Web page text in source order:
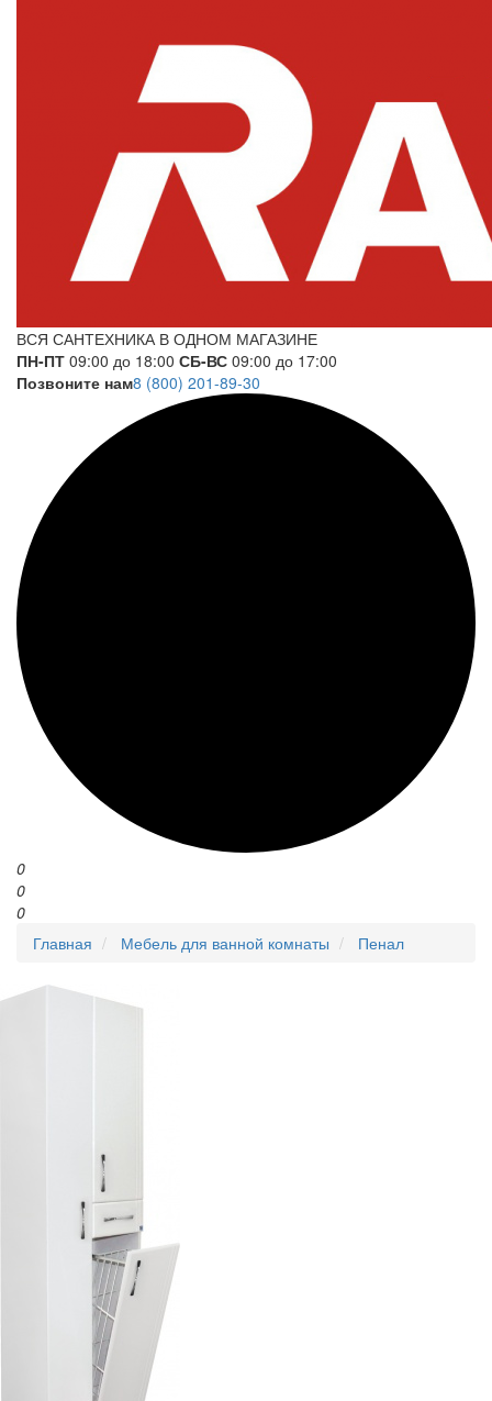
ВСЯ САНТЕХНИКА В ОДНОМ МАГАЗИНЕ
ПН-ПТ 09:00 до 18:00 СБ-ВС 09:00 до 17:00
Позвоните нам8 (800) 201-89-30
0
0
0
Главная
Мебель для ванной комнаты Пенал